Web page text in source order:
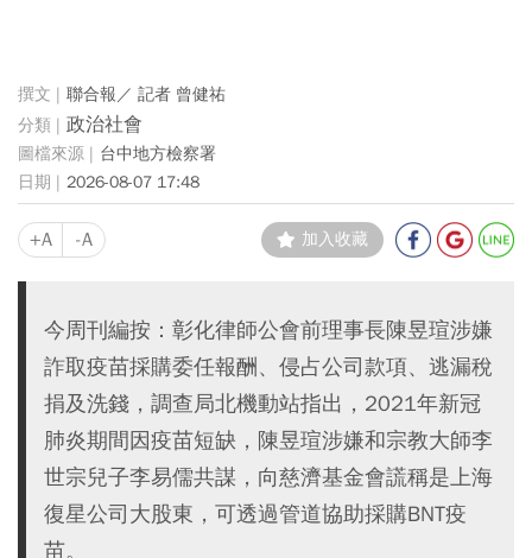
聯合報／ 記者 曾健祐
政治社會
台中地方檢察署
2026-08-07 17:48
+A -A 加入收藏
今周刊編按：彰化律師公會前理事長陳昱瑄涉嫌
詐取疫苗採購委任報酬、侵占公司款項、逃漏稅
捐及洗錢，調查局北機動站指出，2021年新冠
肺炎期間因疫苗短缺，陳昱瑄涉嫌和宗教大師李
世宗兒子李易儒共謀，向慈濟基金會謊稱是上海
復星公司大股東，可透過管道協助採購BNT疫
苗。